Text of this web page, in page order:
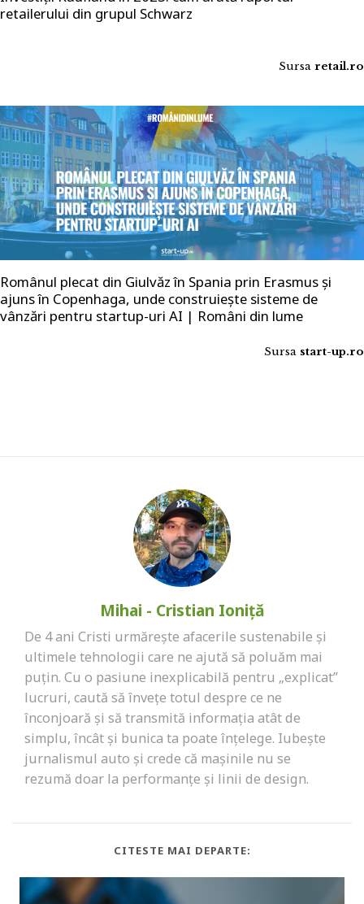
retailerului din grupul Schwarz
Sursa retail.ro
Românul plecat din Giulvăz în Spania prin Erasmus și
ajuns în Copenhaga, unde construiește sisteme de
vânzări pentru startup-uri AI | Români din lume
Sursa start-up.ro
Mihai - Cristian Ioniță
De 4 ani Cristi urmărește afacerile sustenabile și
ultimele tehnologii care ne ajută să poluăm mai
puțin. Cu o pasiune inexplicabilă pentru „explicat”
lucruri, caută să învețe totul despre ce ne
înconjoară și să transmită informația atât de
simplu, încât și bunica ta poate înțelege. Iubește
jurnalismul auto și crede că mașinile nu se
rezumă doar la performanțe și linii de design.
CITESTE MAI DEPARTE: